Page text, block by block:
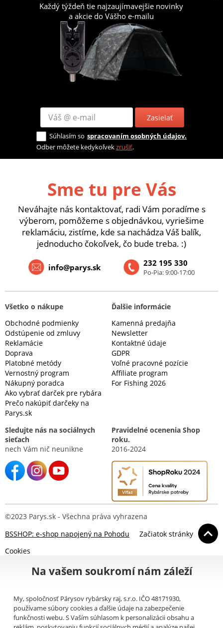
Každý týždeň tie najzaujímavejšie novinky
a akcie do Vášho e-mailu
Zasielať
Súhlasím so spracovaním osobných údajov.
Odber môžete kedykoľvekzrušiť.
Sme tu pre Vás
Neváhajte nás kontaktovať, radi Vám poradíme s
výberom, pomôžeme s objednávkou, vyriešime
reklamáciu, zistíme, kde sa nachádza Váš balík,
jednoducho čokoľvek, čo bude treba. :)
232 195 330
Po-Pia: 9:00-17:00
info@parys.sk
Všetko o nákupe
Obchodné podmienky
Odstúpenie od zmluvy
Reklamácie
Doprava
Platobné metódy
Vernostný program
Nákupný poradca
Ako vybrať darček pre rybára
Prečo nakúpiť darčeky na
Parys.sk
Ďalšie informácie
Kamenná predajňa
Newsletter
Kontaktné údaje
GDPR
Voľné pracovné pozície
Affiliate program
For Fishing 2026
Sledujte nás na sociálnych
sieťach
nech Vám nič neunikne
Pravidelné ocenenia Shop
roku.
2016-2024
©2023 Parys.sk - Všechna práva vyhrazena
BSSHOP: e-shop napojený na Pohodu
Začiatok stránky
Cookies
Na vašem soukromí nám záleží
My, spoločnosť Párysov rybársky raj, s.r.o. IČO 48171930,
používame súbory cookies a ďalšie údaje na zabezpečenie
funkčnosti webu. S Vaším súhlasom k personalizácii obsahu a